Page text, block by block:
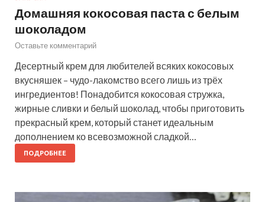
Домашняя кокосовая паста с белым
шоколадом
Оставьте комментарий
Десертный крем для любителей всяких кокосовых
вкусняшек – чудо-лакомство всего лишь из трёх
ингредиентов! Понадобится кокосовая стружка,
жирные сливки и белый шоколад, чтобы приготовить
прекрасный крем, который станет идеальным
дополнением ко всевозможной сладкой…
ПОДРОБНЕЕ